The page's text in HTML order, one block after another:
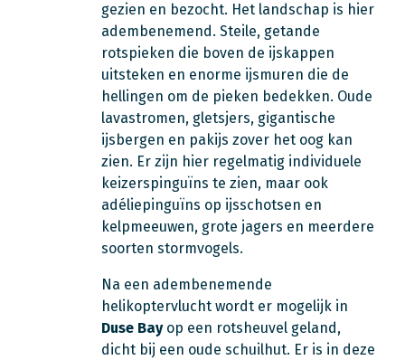
gezien en bezocht. Het landschap is hier
adembenemend. Steile, getande
rotspieken die boven de ijskappen
uitsteken en enorme ijsmuren die de
hellingen om de pieken bedekken. Oude
lavastromen, gletsjers, gigantische
ijsbergen en pakijs zover het oog kan
zien. Er zijn hier regelmatig individuele
keizerspinguïns te zien, maar ook
adéliepinguïns op ijsschotsen en
kelpmeeuwen, grote jagers en meerdere
soorten stormvogels.
Na een adembenemende
helikoptervlucht wordt er mogelijk in
Duse Bayop een rotsheuvel geland,
dicht bij een oude schuilhut. Er is in deze